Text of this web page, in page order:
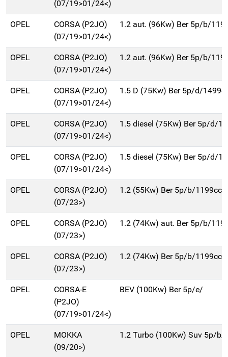
(07/19>01/24<)
OPEL
CORSA (P2JO)
(07/19>01/24<)
1.2 aut. (96Kw) Ber 5p/b/
OPEL
CORSA (P2JO)
(07/19>01/24<)
1.2 aut. (96Kw) Ber 5p/b/
OPEL
CORSA (P2JO)
(07/19>01/24<)
1.5 D (75Kw) Ber 5p/d/
OPEL
CORSA (P2JO)
(07/19>01/24<)
1.5 diesel (75Kw) Ber 5p/d/
OPEL
CORSA (P2JO)
(07/19>01/24<)
1.5 diesel (75Kw) Ber 5p/d/
OPEL
CORSA (P2JO)
(07/23>)
1.2 (55Kw) Ber 5p/b/1199cc
OPEL
CORSA (P2JO)
(07/23>)
1.2 (74Kw) aut. Ber 5p/b/
OPEL
CORSA (P2JO)
(07/23>)
1.2 (74Kw) Ber 5p/b/1199cc
OPEL
CORSA-E
(P2JO)
(07/19>01/24<)
BEV (100Kw) Ber 5p/e/
OPEL
MOKKA
(09/20>)
1.2 Turbo (100Kw) Suv 5p/b/